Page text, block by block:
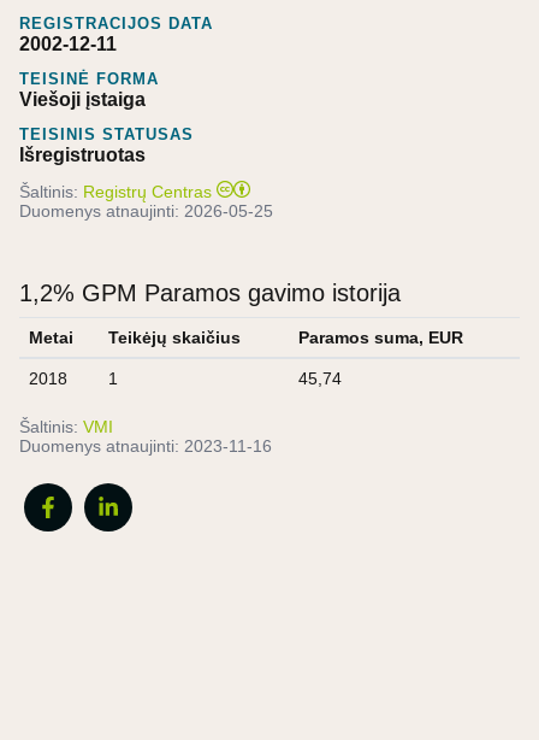
REGISTRACIJOS DATA
2002-12-11
TEISINĖ FORMA
Viešoji įstaiga
TEISINIS STATUSAS
Išregistruotas
Šaltinis: Registrų Centras
Duomenys atnaujinti: 2026-05-25
1,2% GPM Paramos gavimo istorija
Metai Teikėjų skaičius Paramos suma, EUR
2018 1 45,74
Šaltinis: VMI
Duomenys atnaujinti: 2023-11-16